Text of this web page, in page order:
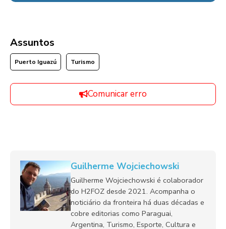
Assuntos
Puerto Iguazú Turismo
Comunicar erro
Guilherme Wojciechowski
Guilherme Wojciechowski é colaborador
do H2FOZ desde 2021. Acompanha o
noticiário da fronteira há duas décadas e
cobre editorias como Paraguai,
Argentina, Turismo, Esporte, Cultura e